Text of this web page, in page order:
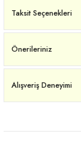
Taksit Seçenekleri
Önerileriniz
Alışveriş Deneyimi